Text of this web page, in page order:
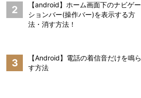
2
【android】ホーム画面下のナビゲー
ションバー(操作バー)を表示する方
法・消す方法！
3
【Android】電話の着信音だけを鳴ら
す方法